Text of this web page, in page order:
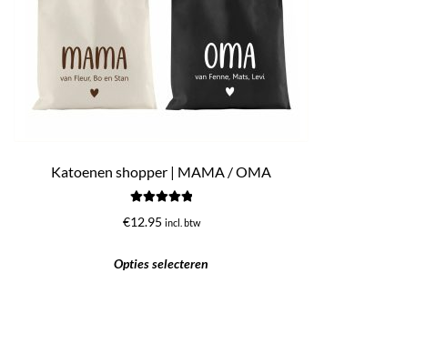
Katoenen shopper | MAMA / OMA
5.00uit 5
€12.95 incl. btw
Opties selecteren